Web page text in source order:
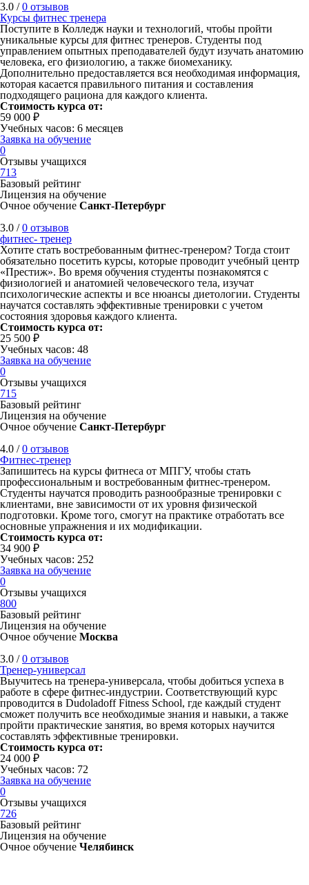
3.0 /0 отзывов
Курсы фитнес тренера
Поступите в Колледж науки и технологий, чтобы пройти
уникальные курсы для фитнес тренеров. Студенты под
управлением опытных преподавателей будут изучать анатомию
человека, его физиологию, а также биомеханику.
Дополнительно предоставляется вся необходимая информация,
которая касается правильного питания и составления
подходящего рациона для каждого клиента.
Стоимость курса от:
59 000 ₽
Учебных часов: 6 месяцев
Заявка на обучение
0
Отзывы учащихся
713
Базовый рейтинг
Лицензия на обучение
Очное обучение Санкт-Петербург
3.0 /0 отзывов
фитнес- тренер
Хотите стать востребованным фитнес-тренером? Тогда стоит
обязательно посетить курсы, которые проводит учебный центр
«Престиж». Во время обучения студенты познакомятся с
физиологией и анатомией человеческого тела, изучат
психологические аспекты и все нюансы диетологии. Студенты
научатся составлять эффективные тренировки с учетом
состояния здоровья каждого клиента.
Стоимость курса от:
25 500 ₽
Учебных часов: 48
Заявка на обучение
0
Отзывы учащихся
715
Базовый рейтинг
Лицензия на обучение
Очное обучение Санкт-Петербург
4.0 /0 отзывов
Фитнес-тренер
Запишитесь на курсы фитнеса от МПГУ, чтобы стать
профессиональным и востребованным фитнес-тренером.
Студенты научатся проводить разнообразные тренировки с
клиентами, вне зависимости от их уровня физической
подготовки. Кроме того, смогут на практике отработать все
основные упражнения и их модификации.
Стоимость курса от:
34 900 ₽
Учебных часов: 252
Заявка на обучение
0
Отзывы учащихся
800
Базовый рейтинг
Лицензия на обучение
Очное обучение Москва
3.0 /0 отзывов
Тренер-универсал
Выучитесь на тренера-универсала, чтобы добиться успеха в
работе в сфере фитнес-индустрии. Соответствующий курс
проводится в Dudoladoff Fitness School, где каждый студент
сможет получить все необходимые знания и навыки, а также
пройти практические занятия, во время которых научится
составлять эффективные тренировки.
Стоимость курса от:
24 000 ₽
Учебных часов: 72
Заявка на обучение
0
Отзывы учащихся
726
Базовый рейтинг
Лицензия на обучение
Очное обучение Челябинск